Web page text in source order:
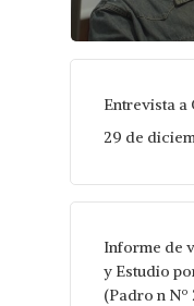
Entrevista a
29 de
Informe de
y Estudio
(Padro n Nº